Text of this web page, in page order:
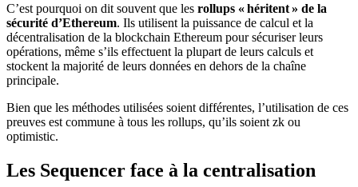
C’est pourquoi on dit souvent que les rollups « héritent » de la
sécurité d’Ethereum. Ils utilisent la puissance de calcul et la
décentralisation de la blockchain Ethereum pour sécuriser leurs
opérations, même s’ils effectuent la plupart de leurs calculs et
stockent la majorité de leurs données en dehors de la chaîne
principale.
Bien que les méthodes utilisées soient différentes, l’utilisation de ces
preuves est commune à tous les rollups, qu’ils soient zk ou
optimistic.
Les Sequencer face à la centralisation